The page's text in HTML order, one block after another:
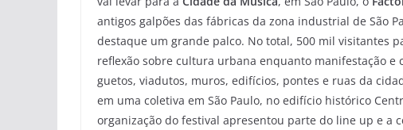
antigos galpões das fábricas da zona industrial de São
destaque um grande palco. No total, 500 mil visitantes
reflexão sobre cultura urbana enquanto manifestação
guetos, viadutos, muros, edifícios, pontes e ruas da
em uma coletiva em São Paulo, no edifício histórico
organização do festival apresentou parte do line up e a